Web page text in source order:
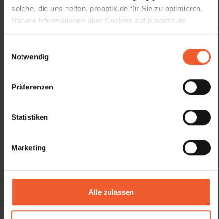
solche, die uns helfen, prooptik.de für Sie zu optimieren.
Nähere Informationen über Cookies auf prooptik.de
erhalten Sie unter „Details“, in unseren
Notwendig
Präferenzen
Statistiken
Marketing
Alle zulassen
Brillen, Kontaktlinsen & mehr
Bei pro optik stellen wir Ihre neue Brille ganz nach Ihren
Wünschen und Bedürfnissen zusammen. Jedes unserer